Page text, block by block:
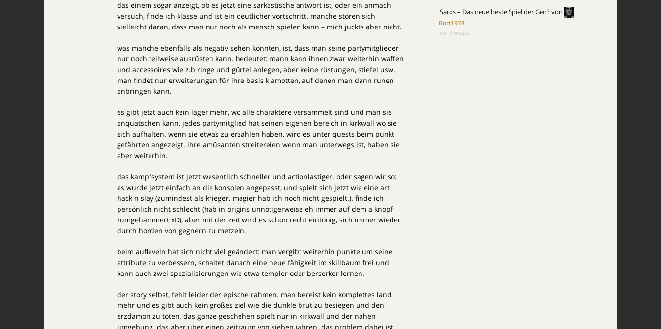
das einem sogar anzeigt, ob es jetzt eine sarkastische antwort ist, oder ein anmach
versuch, finde ich klasse und ist ein deutlicher vortschritt. manche stören sich
vielleicht daran, dass man nur noch als mensch spielen kann – mich juckts aber nicht.
was manche ebenfalls als negativ sehen könnten, ist, dass man seine partymitglieder
nur noch teilweise ausrüsten kann. bedeutet: mann kann ihnen zwar weiterhin waffen
und accessoires wie z.b ringe und gürtel anlegen, aber keine rüstungen, stiefel usw.
man findet nur erweiterungen für ihre basis klamotten, auf denen man dann runen
anbringen kann.
es gibt jetzt auch kein lager mehr, wo alle charaktere versammelt sind und man sie
anquatschen kann. jedes partymitglied hat seinen eigenen bereich in kirkwall wo sie
sich aufhalten. wenn sie etwas zu erzählen haben, wird es unter quests beim punkt
gefährten angezeigt. ihre amüsanten streitereien wenn man unterwegs ist, haben sie
aber weiterhin.
das kampfsystem ist jetzt wesentlich schneller und actionlastiger. oder sagen wir so:
es wurde jetzt einfach an die konsolen angepasst, und spielt sich jetzt wie eine art
hack n slay (zumindest als krieger. magier hab ich noch nicht gespielt.). finde ich
persönlich nicht schlecht (hab in origins unnötigerweise eh immer auf dem a knopf
rumgehämmert xD), aber mit der zeit wird es schon recht eintönig, sich immer wieder
durch horden von gegnern zu metzeln.
beim aufleveln hat sich nicht viel geändert: man vergibt weiterhin punkte um seine
attribute zu verbessern, schaltet danach eine neue fähigkeit im skillbaum frei und
kann auch zwei spezialisierungen wie etwa templer oder berserker lernen.
der story selbst, fehlt leider der epische rahmen. man bereist kein komplettes land
mehr und es gibt auch kein großes ziel wie die dunkle brut zu besiegen und den
erzdämon zu töten. das ganze geschehen spielt nur in kirkwall und der nahen
umgebung. das aber über einen zeitraum von sieben jahren. das problem dabei ist
Saros – Das neue beste Spiel der Gen?von
Bort1978
vor 2 weeks